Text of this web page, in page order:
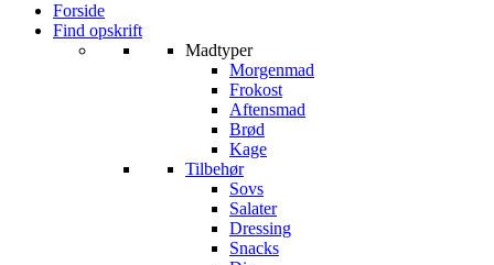
Forside
Find opskrift
Madtyper
Morgenmad
Frokost
Aftensmad
Brød
Kage
Tilbehør
Sovs
Salater
Dressing
Snacks